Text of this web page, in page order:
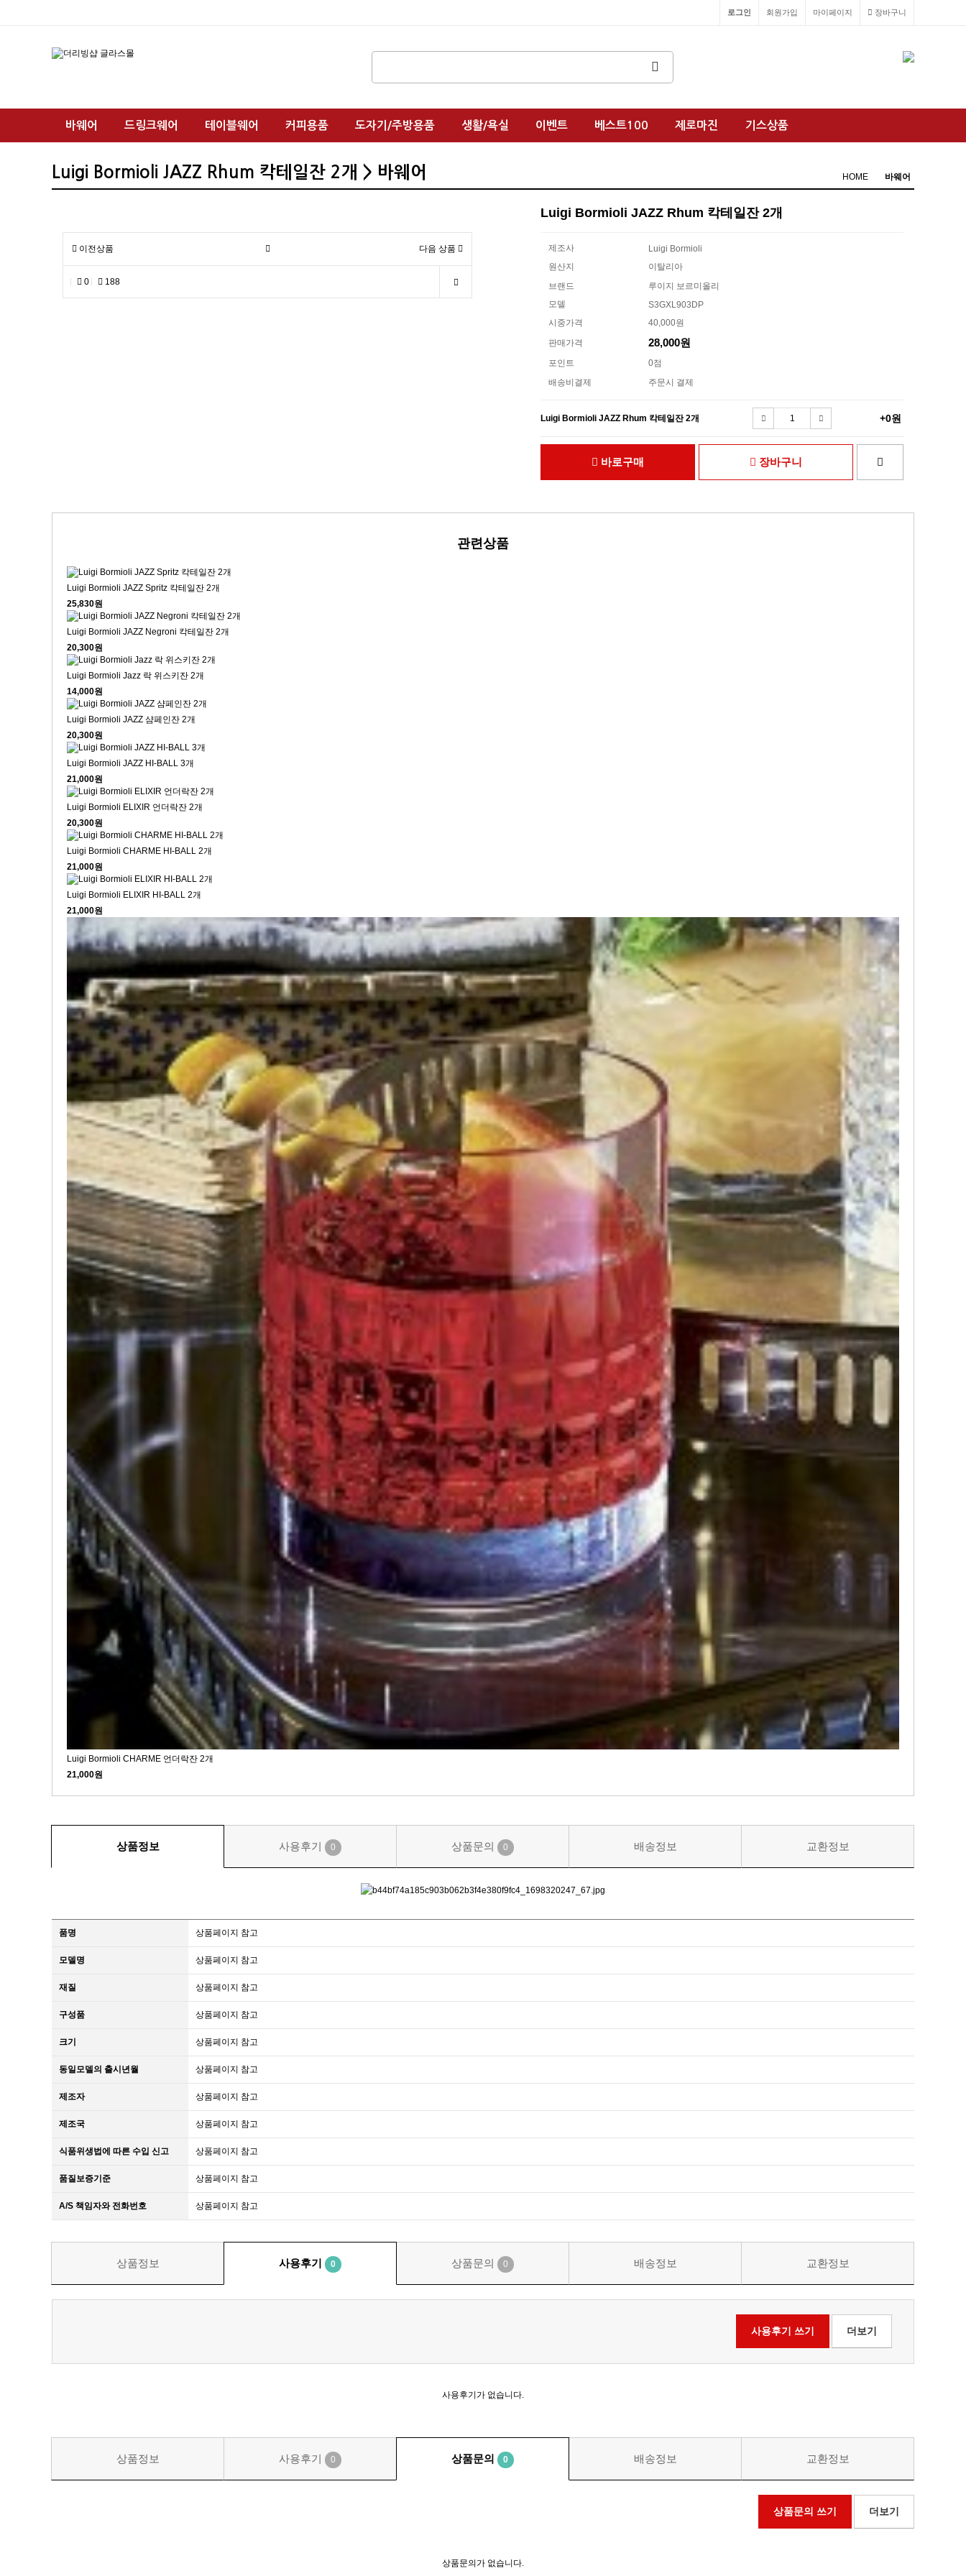
장바구니
마이페이지
회원가입
로그인
바웨어 드링크웨어 테이블웨어 커피용품 도자기/주방용품 생활/욕실 이벤트 베스트100 제로마진 기스상품
Luigi Bormioli JAZZ Rhum 칵테일잔 2개 > 바웨어 HOME 바웨어
이전상품 다음 상품
0 188
Luigi Bormioli JAZZ Rhum 칵테일잔 2개
제조사
Luigi Bormioli
원산지
이탈리아
브랜드
루이지 보르미올리
모델
S3GXL903DP
시중가격
40,000원
판매가격
28,000원
포인트
0점
배송비결제
주문시 결제
Luigi Bormioli JAZZ Rhum 칵테일잔 2개 +0원
바로구매 장바구니
관련상품
Luigi Bormioli JAZZ Spritz 칵테일잔 2개
25,830원
Luigi Bormioli JAZZ Negroni 칵테일잔 2개
20,300원
Luigi Bormioli Jazz 락 위스키잔 2개
14,000원
Luigi Bormioli JAZZ 샴페인잔 2개
20,300원
Luigi Bormioli JAZZ HI-BALL 3개
21,000원
Luigi Bormioli ELIXIR 언더락잔 2개
20,300원
Luigi Bormioli CHARME HI-BALL 2개
21,000원
Luigi Bormioli ELIXIR HI-BALL 2개
21,000원
Luigi Bormioli CHARME 언더락잔 2개
21,000원
상품정보 사용후기 0 상품문의 0 배송정보 교환정보
품명 상품페이지 참고
모델명 상품페이지 참고
재질 상품페이지 참고
구성품 상품페이지 참고
크기 상품페이지 참고
동일모델의 출시년월 상품페이지 참고
제조자 상품페이지 참고
제조국 상품페이지 참고
식품위생법에 따른 수입 신고 상품페이지 참고
품질보증기준 상품페이지 참고
A/S 책임자와 전화번호 상품페이지 참고
상품정보 사용후기 0 상품문의 0 배송정보 교환정보
사용후기 쓰기 더보기
사용후기가 없습니다.
상품정보 사용후기 0 상품문의 0 배송정보 교환정보
상품문의 쓰기 더보기
상품문의가 없습니다.